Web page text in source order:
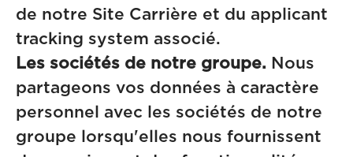
de notre Site Carrière et du applicant
tracking system associé.
Les sociétés de notre groupe. Nous
partageons vos données à caractère
personnel avec les sociétés de notre
groupe lorsqu'elles nous fournissent